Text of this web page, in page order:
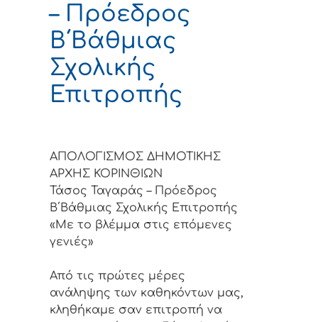
– Πρόεδρος
Β΄Βάθμιας
Σχολικής
Επιτροπής
ΑΠΟΛΟΓΙΣΜΟΣ ΔΗΜΟΤΙΚΗΣ
ΑΡΧΗΣ ΚΟΡΙΝΘΙΩΝ
Τάσος Ταγαράς – Πρόεδρος
Β΄Βάθμιας Σχολικής Επιτροπής
«Με το βλέμμα στις επόμενες
γενιές»
Από τις πρώτες μέρες
ανάληψης των καθηκόντων μας,
κληθήκαμε σαν επιτροπή να